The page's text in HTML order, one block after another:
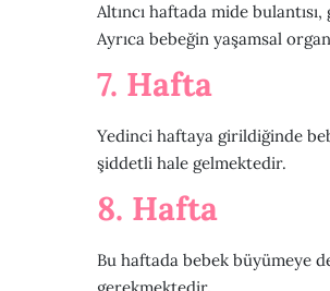
Altıncı haftada mide
Ayrıca bebeğin yaşamsal
7. Hafta
Yedinci haftaya girildiğinde
şiddetli hale gelmektedir.
8. Hafta
Bu haftada bebek büyümeye